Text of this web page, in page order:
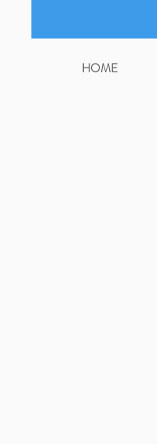
HOME